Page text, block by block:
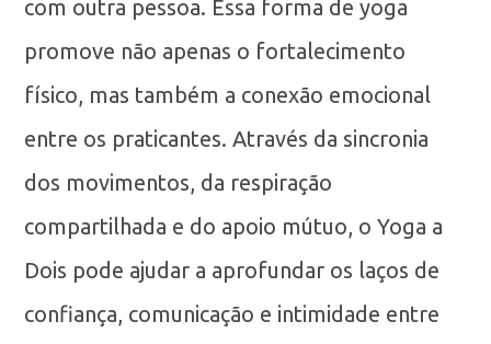
com outra pessoa. Essa forma de yoga
promove não apenas o fortalecimento
físico, mas também a conexão emocional
entre os praticantes. Através da sincronia
dos movimentos, da respiração
compartilhada e do apoio mútuo, o Yoga a
Dois pode ajudar a aprofundar os laços de
confiança, comunicação e intimidade entre